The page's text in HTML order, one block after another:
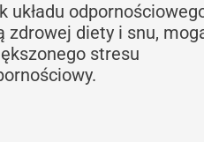
diety i snu,
stresu